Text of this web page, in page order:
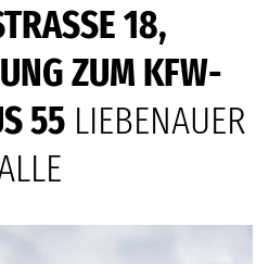
18, H
ZUM KFW-E
55
LIEBENAUER